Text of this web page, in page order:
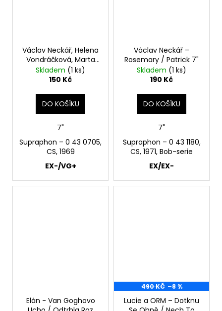
Václav Neckář, Helena
Vondráčková, Marta
Kubišová – Micro-
Magic-Circus / Malé
Skladem (1 ks)
150 Kč
DO KOŠÍKU
7"
Supraphon – 0 43 0705,
CS, 1969
EX-/VG+
Václav Neckář –
Rosemary / Patrick 7"
Skladem (1 ks)
190 Kč
DO KOŠÍKU
7"
Supraphon ‎– 0 43 1180,
CS, 1971, Bob-serie
EX/EX-
Elán - Van Goghovo
490 KČ –8 %
Lucie a ORM – Dotknu